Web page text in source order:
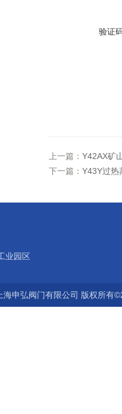
验证
上一篇： Y42AX矿
下一篇： Y43Y过热
业园区
上海申弘阀门有限公司 版权所有